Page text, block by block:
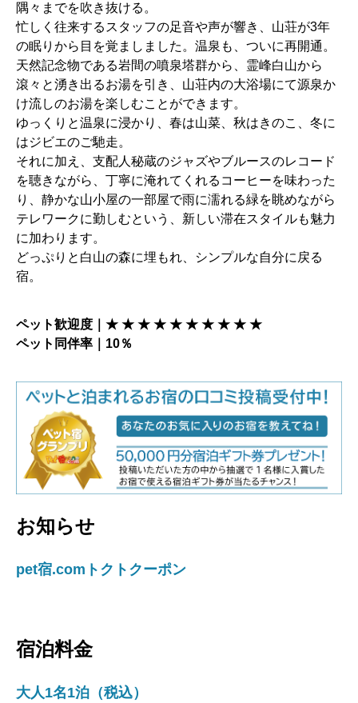
隅々までを吹き抜ける。
忙しく往来するスタッフの足音や声が響き、山荘が3年
の眠りから目を覚ましました。温泉も、ついに再開通。
天然記念物である岩間の噴泉塔群から、霊峰白山から
滾々と湧き出るお湯を引き、山荘内の大浴場にて源泉か
け流しのお湯を楽しむことができます。
ゆっくりと温泉に浸かり、春は山菜、秋はきのこ、冬に
はジビエのご馳走。
それに加え、支配人秘蔵のジャズやブルースのレコード
を聴きながら、丁寧に淹れてくれるコーヒーを味わった
り、静かな山小屋の一部屋で雨に濡れる緑を眺めながら
テレワークに勤しむという、新しい滞在スタイルも魅力
に加わります。
どっぷりと白山の森に埋もれ、シンプルな自分に戻る
宿。
ペット歓迎度｜★ ★ ★ ★ ★ ★ ★ ★ ★ ★
ペット同伴率｜10％
お知らせ
pet宿.comトクトクーポン
宿泊料金
大人1名1泊（税込）